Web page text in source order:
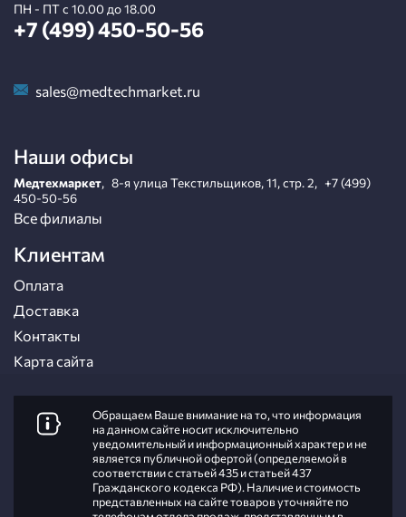
ПН - ПТ с 10.00 до 18.00
+7 (499) 450-50-56
sales@medtechmarket.ru
Наши офисы
Медтехмаркет, 8-я улица Текстильщиков, 11, стр. 2, +7 (499)
450-50-56
Все филиалы
Клиентам
Оплата
Доставка
Контакты
Карта сайта
Обращаем Ваше внимание на то, что информация
на данном сайте носит исключительно
уведомительный и информационный характер и не
является публичной офертой (определяемой в
соответствии с статьей 435 и статьей 437
Гражданского кодекса РФ). Наличие и стоимость
представленных на сайте товаров уточняйте по